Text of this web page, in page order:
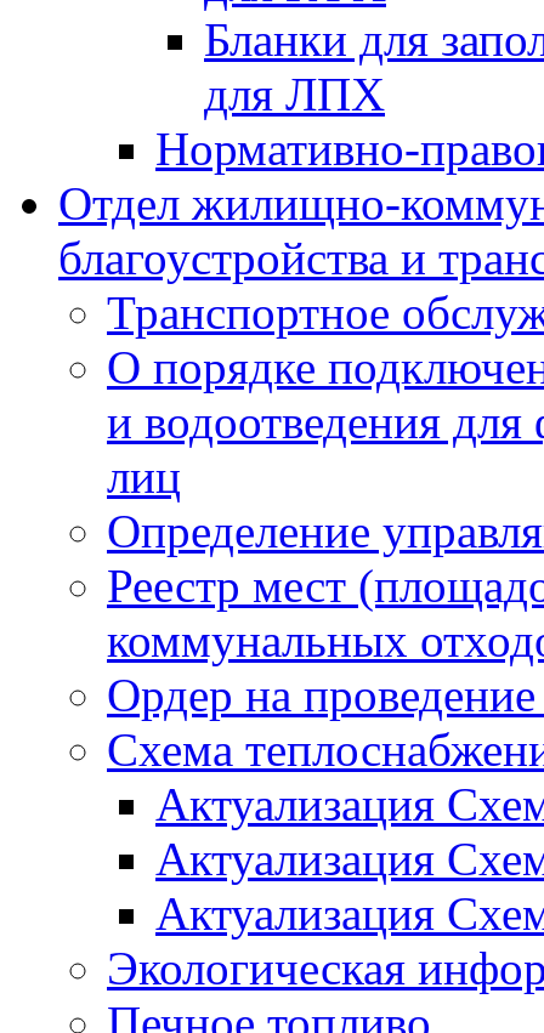
Бланки для
для ЛПХ
Нормативно-
Отдел жилищно-
благоустройства и
Транспортное
О порядке
и водоотведения
лиц
Определение
Реестр мест
коммунальных
Ордер на
Схема
Актуализация
Актуализация
Актуализация
Экологическая
Печное топливо